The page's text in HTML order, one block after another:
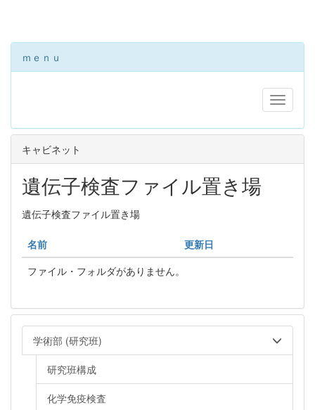
ｍｅｎｕ
キャビネット
遺伝子検査ファイル置き場
遺伝子検査ファイル置き場
名前
更新日
ファイル・フォルダがありません。
学術部 (研究班)
研究班構成
化学免疫検査